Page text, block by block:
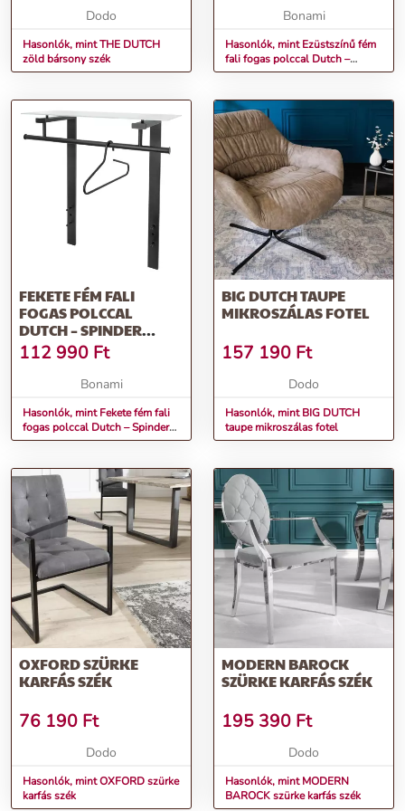
Dodo
Hasonlók, mint THE DUTCH
zöld bársony szék
Bonami
Hasonlók, mint Ezüstszínű fém
fali fogas polccal Dutch –
Spinder Design
FEKETE FÉM FALI
FOGAS POLCCAL
DUTCH – SPINDER
DESIGN
112 990 Ft
Bonami
Hasonlók, mint Fekete fém fali
fogas polccal Dutch – Spinder
Design
BIG DUTCH TAUPE
MIKROSZÁLAS FOTEL
157 190 Ft
Dodo
Hasonlók, mint BIG DUTCH
taupe mikroszálas fotel
OXFORD SZÜRKE
KARFÁS SZÉK
76 190 Ft
Dodo
Hasonlók, mint OXFORD szürke
karfás szék
MODERN BAROCK
SZÜRKE KARFÁS SZÉK
195 390 Ft
Dodo
Hasonlók, mint MODERN
BAROCK szürke karfás szék